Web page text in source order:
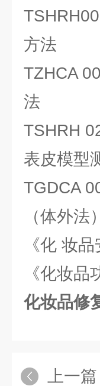
方法
TZHCA
法
TSHRH
表皮模型
TGDCA
（体外法）
《化 妆
《化妆品
化妆品修
上一篇